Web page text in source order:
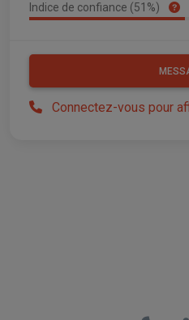
Indice de confiance (51%)
Connectez-vous pour